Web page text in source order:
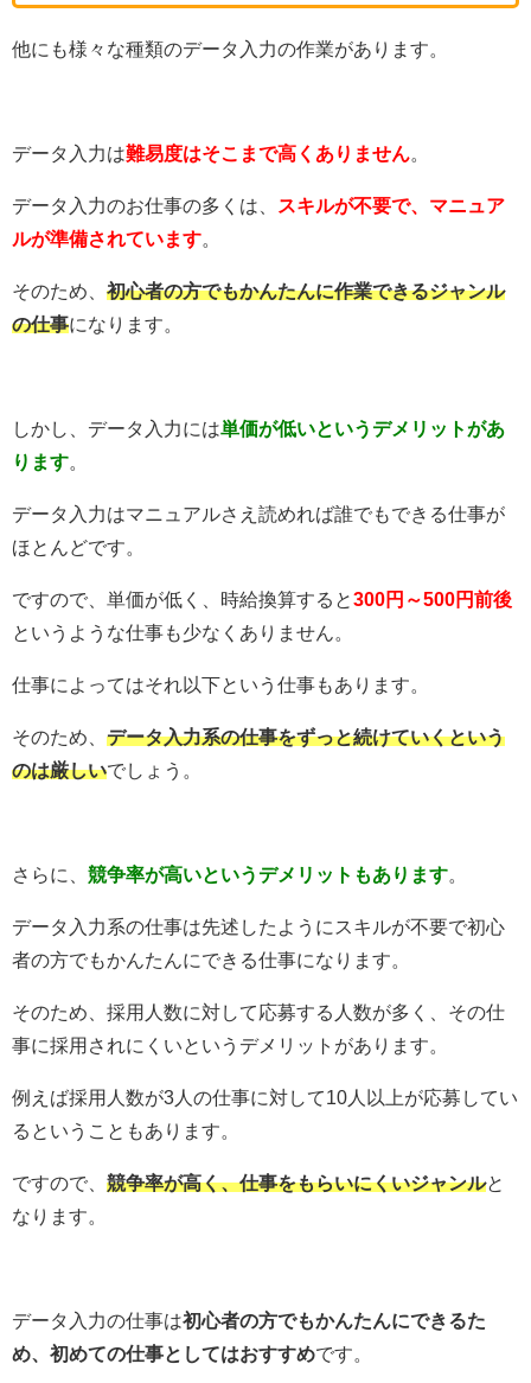
他にも様々な種類のデータ入力の作業があります。
データ入力は難易度はそこまで高くありません
データ入力のお仕事の多くは、
スキルが不要で、マニュア
ルが準備されています
そのため、 初心者の方でもかんたんに作業できるジャンル
の仕事になります。
しかし、データ入力には単価が低いというデメリットがあ
ります
データ入力はマニュアルさえ読めれば誰でもできる仕事が
ほとんどです。
ですので、単価が低く、時給換算すると300円～500円前後
というような仕事も少なくありません。
仕事によってはそれ以下という仕事もあります。
そのため、 データ入力系の仕事をずっと続けていくという
のは厳しいでしょう。
さらに、 競争率が高いというデメリットもあります
データ入力系の仕事は先述したようにスキルが不要で初心
者の方でもかんたんにできる仕事になります。
そのため、採用人数に対して応募する人数が多く、その仕
事に採用されにくいというデメリットがあります。
例えば採用人数が3人の仕事に対して10人以上が応募してい
るということもあります。
ですので、 競争率が高く、仕事をもらいにくいジャンルと
なります。
データ入力の仕事は初心者の方でもかんたんにできるた
め、初めての仕事としてはおすすめです。